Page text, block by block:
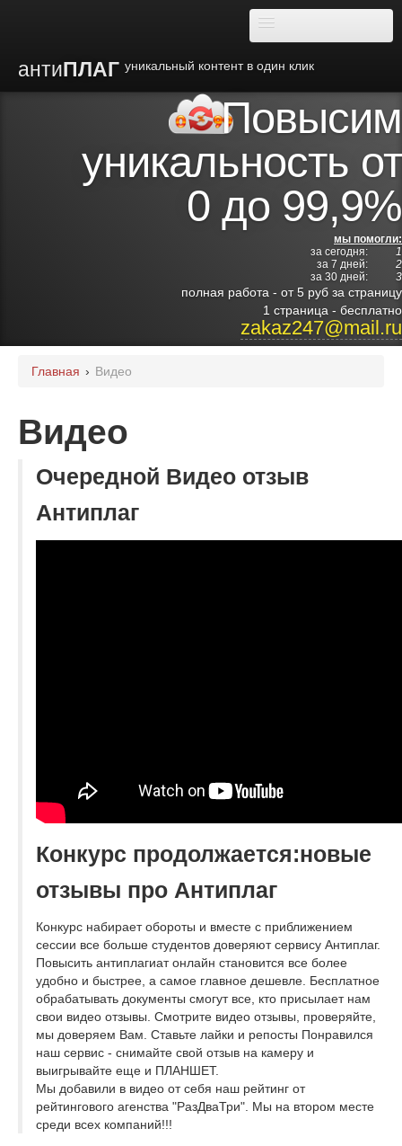
антиПЛАГ уникальный контент в один клик
Преимущества
Институты
О сервисе
Повысим
уникальность от
0 до 99,9%
мы помогли:
за сегодня:
1
за 7 дней:
2
за 30 дней:
3
полная работа - от 5 руб за страницу
1 страница - бесплатно
zakaz247@mail.ru
Главная › Видео
Видео
Очередной Видео отзыв
Антиплаг
Конкурс продолжается:новые
отзывы про Антиплаг
Конкурс набирает обороты и вместе с приближением
сессии все больше студентов доверяют сервису Антиплаг.
Повысить антиплагиат онлайн становится все более
удобно и быстрее, а самое главное дешевле. Бесплатное
обрабатывать документы смогут все, кто присылает нам
свои видео отзывы. Смотрите видео отзывы, проверяйте,
мы доверяем Вам. Ставьте лайки и репосты Понравился
наш сервис - снимайте свой отзыв на камеру и
выигрывайте еще и ПЛАНШЕТ.
Мы добавили в видео от себя наш рейтинг от
рейтингового агенства "РазДваТри". Мы на втором месте
среди всех компаний!!!